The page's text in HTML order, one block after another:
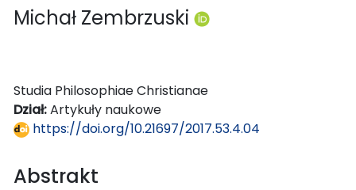
Michał Zembrzuski
Studia Philosophiae Christianae
Dział:Artykuły naukowe
https://doi.org/10.21697/2017.53.4.04
Abstrakt